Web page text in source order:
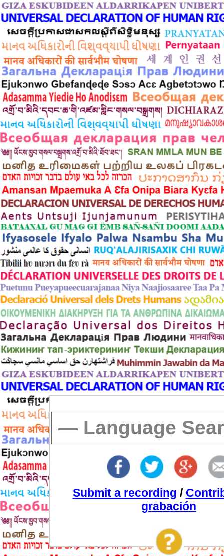
Submit a recording /
grabación